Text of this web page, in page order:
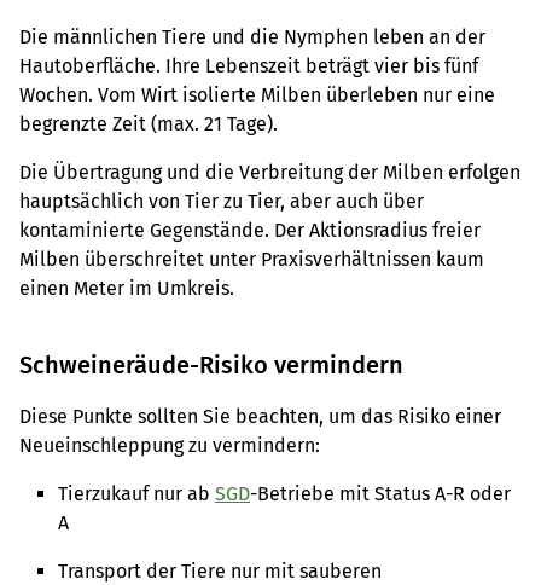
Die männlichen Tiere und die Nymphen leben an der
Hautoberfläche. Ihre Lebenszeit beträgt vier bis fünf
Wochen. Vom Wirt isolierte Milben überleben nur eine
begrenzte Zeit (max. 21 Tage).
Die Übertragung und die Verbreitung der Milben erfolgen
hauptsächlich von Tier zu Tier, aber auch über
kontaminierte Gegenstände. Der Aktionsradius freier
Milben überschreitet unter Praxisverhältnissen kaum
einen Meter im Umkreis.
Schweineräude-Risiko vermindern
Diese Punkte sollten Sie beachten, um das Risiko einer
Neueinschleppung zu vermindern:
Tierzukauf nur ab SGD-Betriebe mit Status A-R oder
A
Transport der Tiere nur mit sauberen